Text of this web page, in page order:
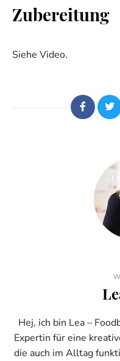
Zubereitung
Siehe Video.
Hej, ich bin Lea –
Expertin für eine
die auch im Alltag